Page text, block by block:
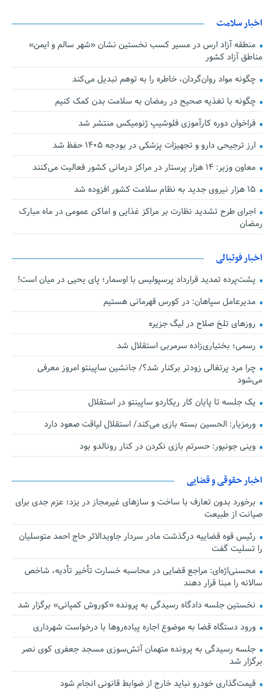
اخبار سلامت
منطقه آزاد ارس در مسیر کسب نخستین نشان «شهر سالم و ایمن»
مناطق آزاد کشور
چگونه مواد روان‌گردان، خاطره را به توهم تبدیل می‌کند
چگونه با تغذیه صحیح در رمضان به سلامت بدن کمک کنیم
فراخوان دوره کارآموزی فلوشیپ ژنومیکس منتشر شد
ارز ترجیحی دارو و تجهیزات پزشکی در بودجه ۱۴۰۵ حفظ شد
معاون وزیر: ۱۴ هزار پرستار در مراکز درمانی کشور فعالیت می‌کنند
۱۵ هزار نیروی جدید به نظام سلامت کشور افزوده شد
اجرای طرح تشدید نظارت بر مراکز غذایی و اماکن عمومی در ماه مبارک
رمضان
اخبار فوتبالی
پشت‌پرده تمدید قرارداد پرسپولیس با اوسمار؛ پای یحیی در میان است!
مدیرعامل سپاهان: در کورس قهرمانی هستیم
روزهای تلخ صلاح در لیگ جزیره
رسمی؛ بختیاری‌زاده سرمربی استقلال شد
چرا مرد پرتغالی زودتر برکنار شد؟/ جانشین ساپینتو امروز معرفی
می‌شود
یک جلسه تا پایان کار ریکاردو ساپینتو در استقلال
ورمزیار: الحسین بسته بازی می‌کند/ استقلال لیاقت صعود دارد
وینی جونیور: حسرتم بازی نکردن در کنار رونالدو بود
اخبار حقوقی و قضایی
برخورد بدون تعارف با ساخت‌ و سازهای غیرمجاز در یزد؛ عزم جدی برای
صیانت از طبیعت
رئیس قوه قضاییه درگذشت مادر سردار جاویدالاثر حاج احمد متوسلیان
را تسلیت گفت
محسنی‌اژه‌ای: مراجع قضایی در محاسبه خسارت تأخیر تأدیه، شاخص
سالانه را مبنا قرار دهند
نخستین جلسه دادگاه رسیدگی به پرونده «کوروش کمپانی» برگزار شد
ورود دستگاه قضا به موضوع اجاره پیاده‌روها با درخواست شهرداری
جلسه رسیدگی به پرونده متهمان آتش‌سوزی مسجد جعفری کوی نصر
برگزار شد
قیمت‌گذاری خودرو نباید خارج از ضوابط قانونی انجام شود